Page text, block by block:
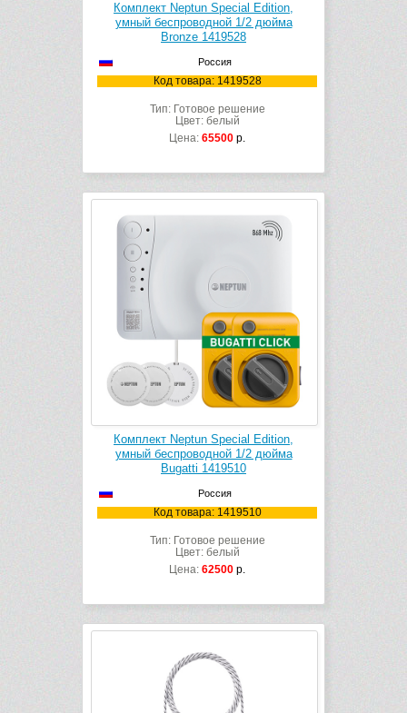
Комплект Neptun Special Edition,
умный беспроводной 1/2 дюйма
Bronze 1419528
Россия
Код товара: 1419528
Тип: Готовое решение
Цвет: белый
Цена: 65500 р.
Комплект Neptun Special Edition,
умный беспроводной 1/2 дюйма
Bugatti 1419510
Россия
Код товара: 1419510
Тип: Готовое решение
Цвет: белый
Цена: 62500 р.